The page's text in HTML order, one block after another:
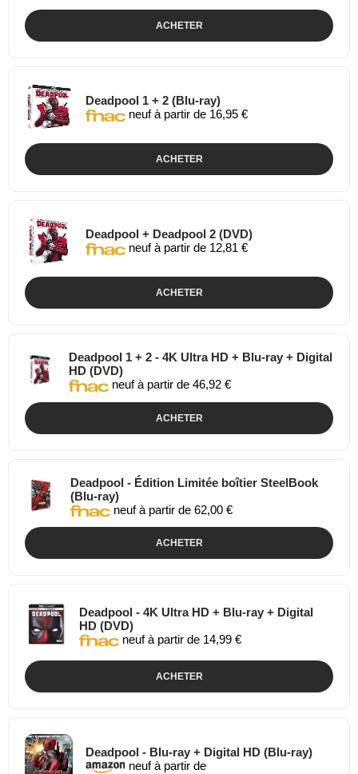
ACHETER
Deadpool 1 + 2 (Blu-ray)
neuf à partir de 16,95 €
ACHETER
Deadpool + Deadpool 2 (DVD)
neuf à partir de 12,81 €
ACHETER
Deadpool 1 + 2 - 4K Ultra HD + Blu-ray + Digital
HD (DVD)
neuf à partir de 46,92 €
ACHETER
Deadpool - Édition Limitée boîtier SteelBook
(Blu-ray)
neuf à partir de 62,00 €
ACHETER
Deadpool - 4K Ultra HD + Blu-ray + Digital
HD (DVD)
neuf à partir de 14,99 €
ACHETER
Deadpool - Blu-ray + Digital HD (Blu-ray)
neuf à partir de